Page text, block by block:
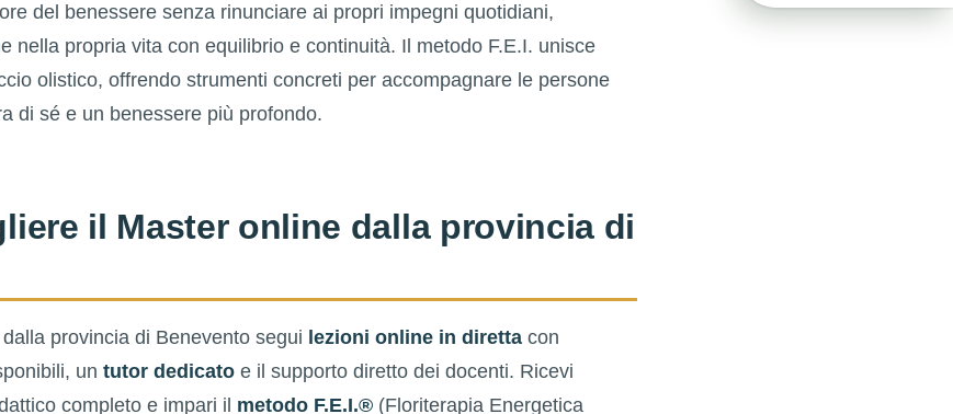
del benessere senza rinunciare ai propri impegni quotidiani,
nella propria vita con equilibrio e continuità. Il metodo F.E.I. unisce
olistico, offrendo strumenti concreti per accompagnare le persone
di sé e un benessere più profondo.
il Master online dalla provincia di
provincia di Benevento segui lezioni online in diretta con
un tutor dedicato e il supporto diretto dei docenti. Ricevi
completo e impari il metodo F.E.I.® (Floriterapia Energetica